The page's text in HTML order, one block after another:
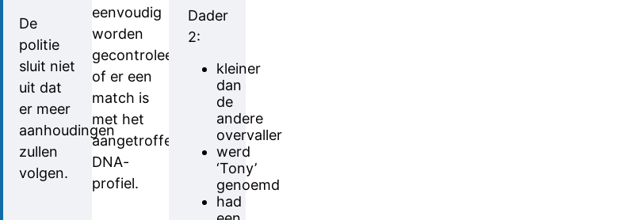
De
politie
sluit niet
uit dat
er meer
aanhoudingen
zullen
volgen.
eenvoudig
worden
gecontroleerd
of er een
match is
met het
aangetroffen
DNA-
profiel.
Dader
2:
kleiner
dan
de
andere
overvaller
werd
‘Tony’
genoemd
had